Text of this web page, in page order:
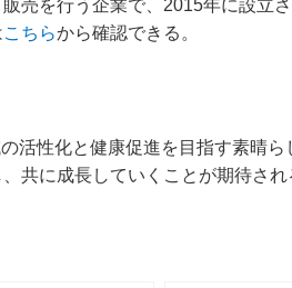
売を行う企業で、2015年に設立
こちらから確認できる。
活性化と健康促進を目指す素晴
共に成長していくことが期待さ